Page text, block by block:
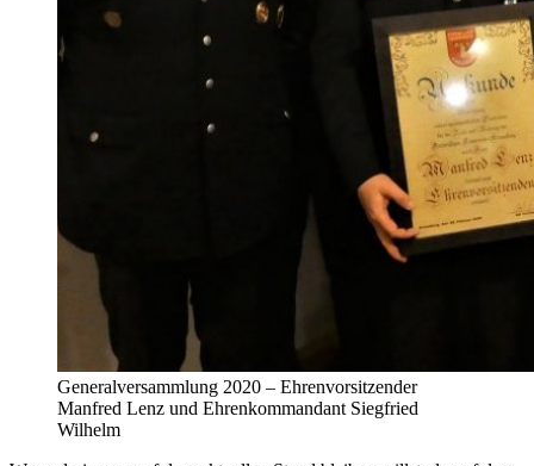
Generalversammlung 2020 – Ehrenvorsitzender
Manfred Lenz und Ehrenkommandant Siegfried
Wilhelm